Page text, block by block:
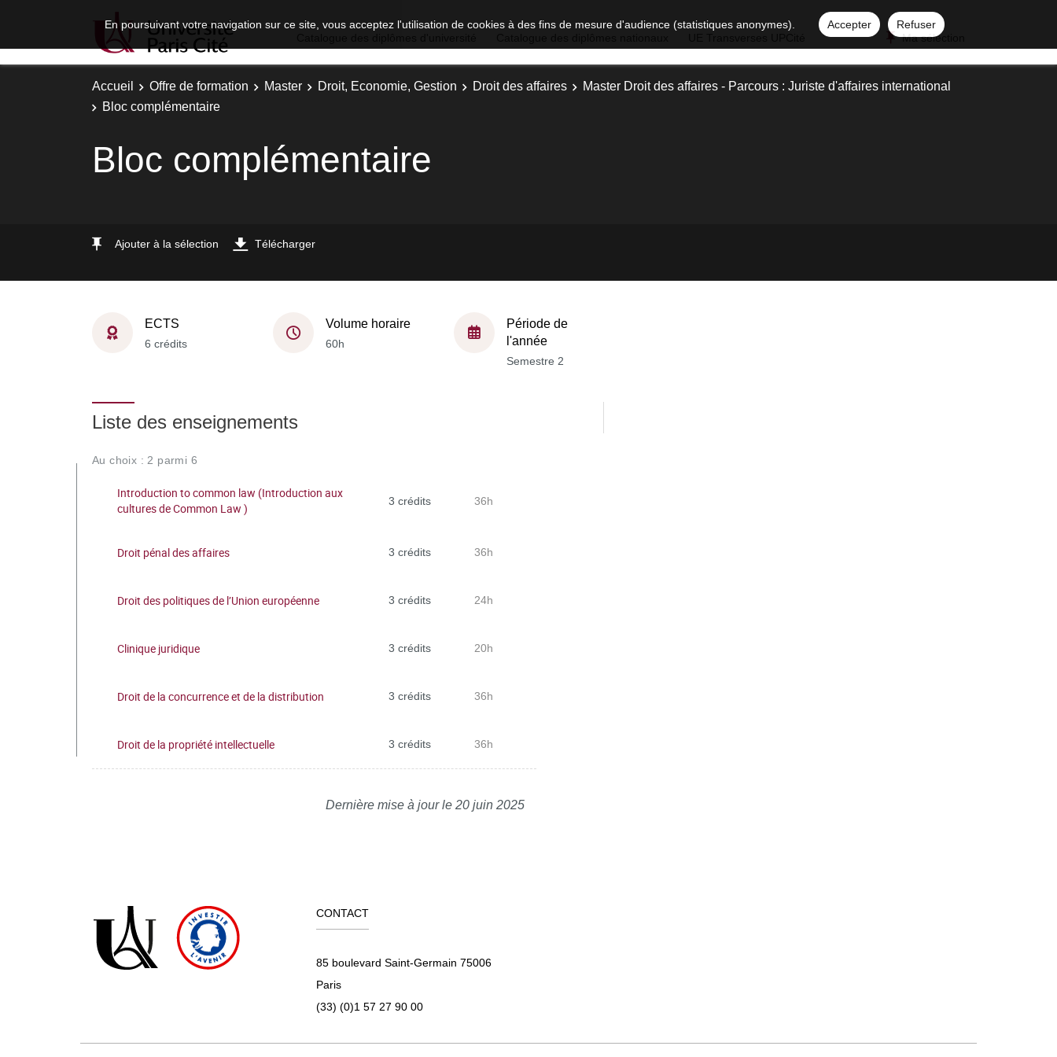
En poursuivant votre navigation sur ce site, vous acceptez l'utilisation de cookies à des fins de mesure d'audience (statistiques anonymes). Accepter
Refuser
Ma sélection
Accueil Offre de formation Master Droit, Economie, Gestion Droit des affaires
Master Droit des affaires - Parcours : Juriste d'affaires international
Bloc complémentaire
Bloc complémentaire
Ajouter à la sélection Télécharger
ECTS
6 crédits
Volume horaire
60h
Période de
l'année
Semestre 2
Liste des enseignements
Au choix : 2 parmi 6
Introduction to common law (Introduction aux
cultures de Common Law )
3 crédits 36h
Droit pénal des affaires 3 crédits 36h
Droit des politiques de l’Union européenne 3 crédits 24h
Clinique juridique 3 crédits 20h
Droit de la concurrence et de la distribution 3 crédits 36h
Droit de la propriété intellectuelle 3 crédits 36h
Dernière mise à jour le 20 juin 2025
CONTACT
85 boulevard Saint-Germain 75006
Paris
(33) (0)1 57 27 90 00